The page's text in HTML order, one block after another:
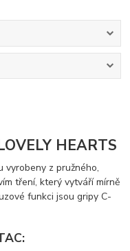
HEARTS
vyrobeny z pružného,
tření, který vytváří mírně
funkci jsou gripy C-